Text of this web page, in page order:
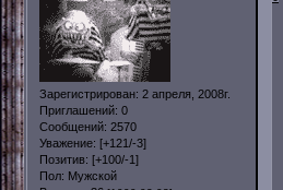
Зарегистрирован: 2 апреля, 2008г.
Приглашений: 0
Сообщений: 2570
Уважение: [+121/-3]
Позитив: [+100/-1]
Пол: Мужской